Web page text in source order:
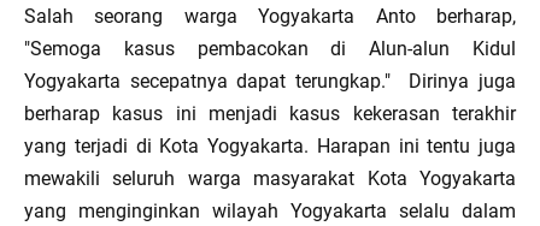
Salah seorang warga Yogyakarta Anto berharap,
"Semoga kasus pembacokan di Alun-alun Kidul
Yogyakarta secepatnya dapat terungkap." Dirinya juga
berharap kasus ini menjadi kasus kekerasan terakhir
yang terjadi di Kota Yogyakarta. Harapan ini tentu juga
mewakili seluruh warga masyarakat Kota Yogyakarta
yang menginginkan wilayah Yogyakarta selalu dalam